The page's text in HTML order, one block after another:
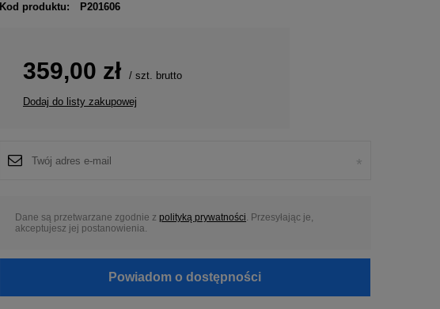
Kod produktu: P201606
359,00 zł / szt. brutto
Dodaj do listy zakupowej
Dane są przetwarzane zgodnie z polityką prywatności . Przesyłając je,
akceptujesz jej postanowienia.
Powiadom o dostępności